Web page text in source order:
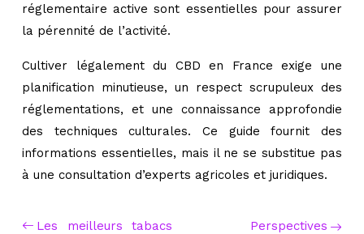
réglementaire active sont essentielles pour assurer
la pérennité de l’activité.
Cultiver légalement du CBD en France exige une
planification minutieuse, un respect scrupuleux des
réglementations, et une connaissance approfondie
des techniques culturales. Ce guide fournit des
informations essentielles, mais il ne se substitue pas
à une consultation d’experts agricoles et juridiques.
Les meilleurs tabacs
Perspectives